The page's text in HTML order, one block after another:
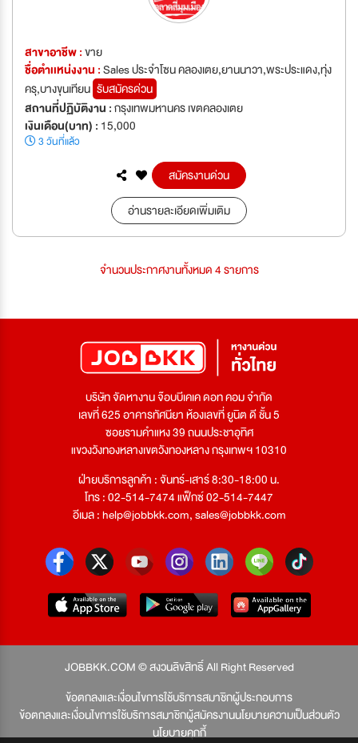
สาขาอาชีพ :ขาย
ชื่อตำเเหน่งงาน :Sales ประจำโซน คลองเตย,ยานนาวา,พระประแดง,ทุ่ง
ครุ,บางขุนเทียน รับสมัครด่วน
สถานที่ปฏิบัติงาน :กรุงเทพมหานคร เขตคลองเตย
เงินเดือน(บาท) : 15,000
3 วันที่แล้ว
สมัครงานด่วน
อ่านรายละเอียดเพิ่มเติม
จำนวนประกาศงานทั้งหมด 4 รายการ
บริษัท จัดหางาน จ๊อบบีเคเค ดอท คอม จำกัด
เลขที่ 625 อาคารทัศนียา ห้องเลขที่ ยูนิต ดี ชั้น 5
ซอยรามคำแหง 39 ถนนประชาอุทิศ
แขวงวังทองหลางเขตวังทองหลาง กรุงเทพฯ 10310
ฝ่ายบริการลูกค้า : จันทร์-เสาร์ 8:30-18:00 น.
โทร : 02-514-7474 แฟ็กซ์ 02-514-7447
อีเมล :help@jobbkk.com,sales@jobbkk.com
JOBBKK.COM © สงวนลิขสิทธิ์ All Right Reserved
ข้อตกลงและเงื่อนไขการใช้บริการสมาชิกผู้ประกอบการ
ข้อตกลงและเงื่อนไขการใช้บริการสมาชิกผู้สมัครงานนโยบายความเป็นส่วนตัว
นโยบายคุกกี้